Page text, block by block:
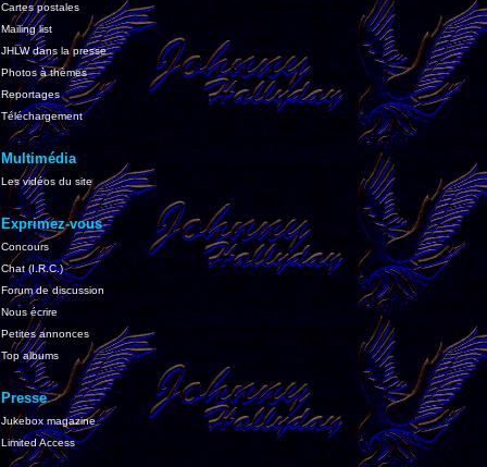
Cartes postales
Mailing list
JHLW dans la presse
Photos à thèmes
Reportages
Téléchargement
Multimédia
Les vidéos du site
Exprimez-vous
Concours
Chat (I.R.C.)
Forum de discussion
Nous écrire
Petites annonces
Top albums
Presse
Jukebox magazine
Limited Access